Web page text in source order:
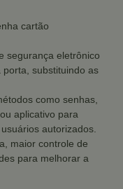
cartão
segurança eletrônico
substituindo as
como senhas,
aplicativo para
autorizados.
maior controle de
para melhorar a